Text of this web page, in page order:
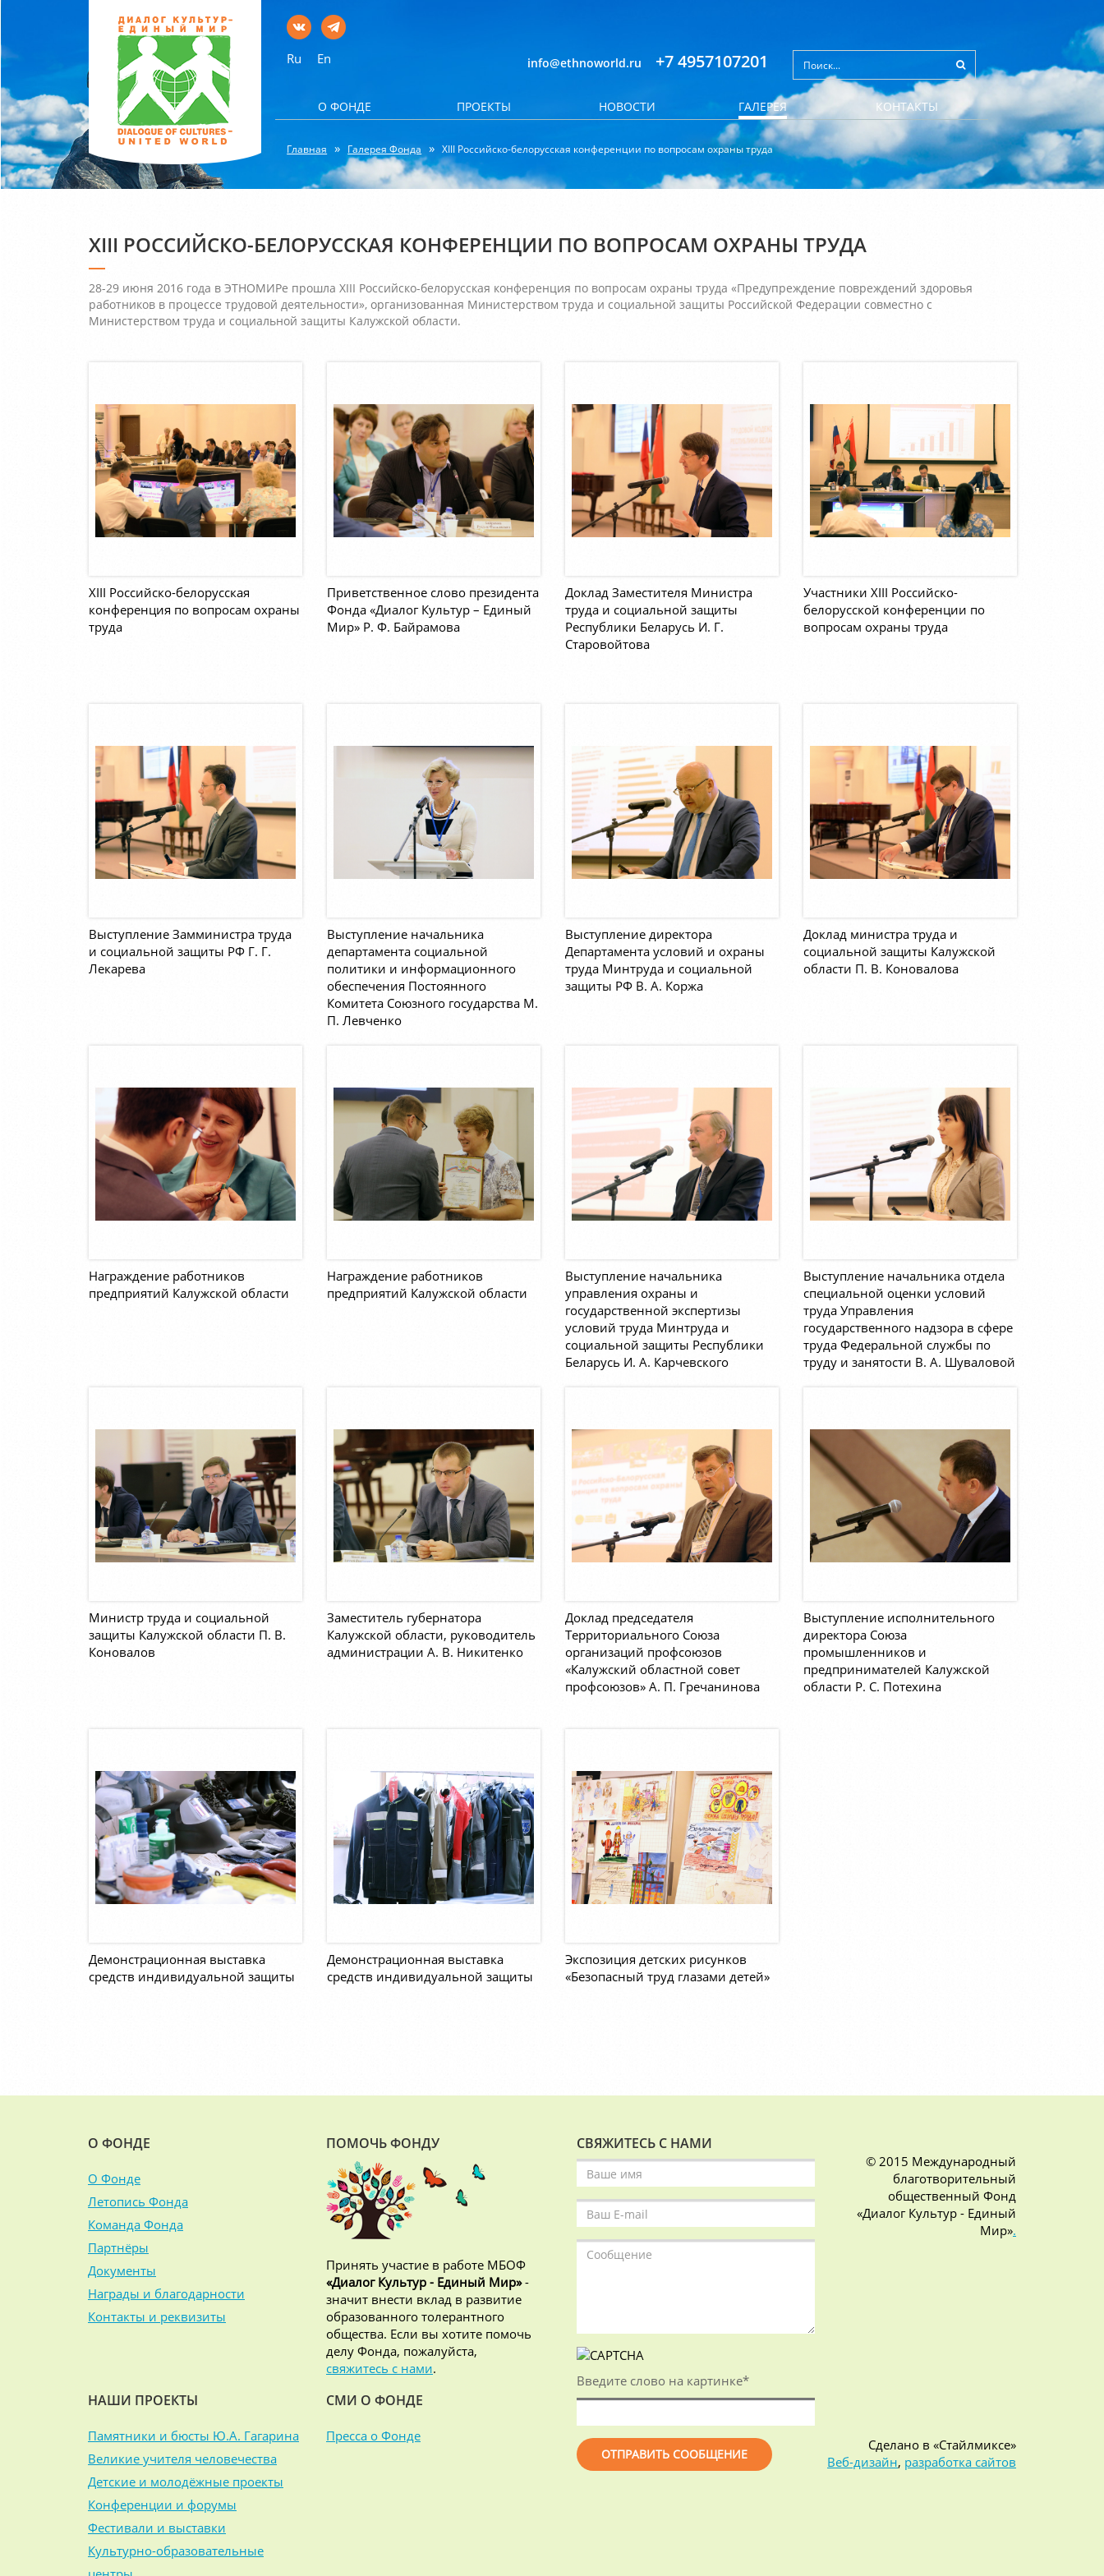
Ru En info@ethnoworld.ru +7 4957107201
О ФОНДЕ ПРОЕКТЫ НОВОСТИ ГАЛЕРЕЯ КОНТАКТЫ
Главная Галерея Фонда XIII Российско-белорусская конференции по вопросам охраны труда
XIII РОССИЙСКО-БЕЛОРУССКАЯ КОНФЕРЕНЦИИ ПО ВОПРОСАМ ОХРАНЫ ТРУДА
28-29 июня 2016 года в ЭТНОМИРе прошла XIII Российско-белорусская конференция по вопросам охраны труда «Предупреждение повреждений здоровья
работников в процессе трудовой деятельности», организованная Министерством труда и социальной защиты Российской Федерации совместно с
Министерством труда и социальной защиты Калужской области.
XIII Российско-белорусская
конференция по вопросам охраны
труда
Приветственное слово президента
Фонда «Диалог Культур – Единый
Мир» Р. Ф. Байрамова
Доклад Заместителя Министра
труда и социальной защиты
Республики Беларусь И. Г.
Старовойтова
Участники XIII Российско-
белорусской конференции по
вопросам охраны труда
Выступление Замминистра труда
и социальной защиты РФ Г. Г.
Лекарева
Выступление начальника
департамента социальной
политики и информационного
обеспечения Постоянного
Комитета Союзного государства М.
П. Левченко
Выступление директора
Департамента условий и охраны
труда Минтруда и социальной
защиты РФ В. А. Коржа
Доклад министра труда и
социальной защиты Калужской
области П. В. Коновалова
Награждение работников
предприятий Калужской области
Награждение работников
предприятий Калужской области
Выступление начальника
управления охраны и
государственной экспертизы
условий труда Минтруда и
социальной защиты Республики
Беларусь И. А. Карчевского
Выступление начальника отдела
специальной оценки условий
труда Управления
государственного надзора в сфере
труда Федеральной службы по
труду и занятости В. А. Шуваловой
Министр труда и социальной
защиты Калужской области П. В.
Коновалов
Заместитель губернатора
Калужской области, руководитель
администрации А. В. Никитенко
Доклад председателя
Территориального Союза
организаций профсоюзов
«Калужский областной совет
профсоюзов» А. П. Гречанинова
Выступление исполнительного
директора Союза
промышленников и
предпринимателей Калужской
области Р. С. Потехина
Демонстрационная выставка
средств индивидуальной защиты
Демонстрационная выставка
средств индивидуальной защиты
Экспозиция детских рисунков
«Безопасный труд глазами детей»
О ФОНДЕ
О Фонде
Летопись Фонда
Команда Фонда
Партнёры
Документы
Награды и благодарности
Контакты и реквизиты
ПОМОЧЬ ФОНДУ
Принять участие в работе МБОФ
«Диалог Культур - Единый Мир»-
значит внести вклад в развитие
образованного толерантного
общества. Если вы хотите помочь
делу Фонда, пожалуйста,
свяжитесь с нами.
НАШИ ПРОЕКТЫ
Памятники и бюсты Ю.А. Гагарина
Великие учителя человечества
Детские и молодёжные проекты
Конференции и форумы
Фестивали и выставки
Культурно-образовательные
СМИ О ФОНДЕ
Пресса о Фонде
СВЯЖИТЕСЬ С НАМИ
Введите слово на картинке*
© 2015 Международный
благотворительный
общественный Фонд
«Диалог Культур - Единый
Мир».
Сделано в «Стайлмиксе»
Веб-дизайн, разработка сайтов